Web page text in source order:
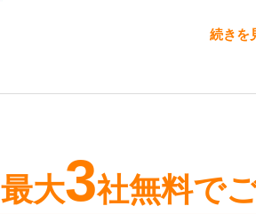
続きを
最大3社無料で